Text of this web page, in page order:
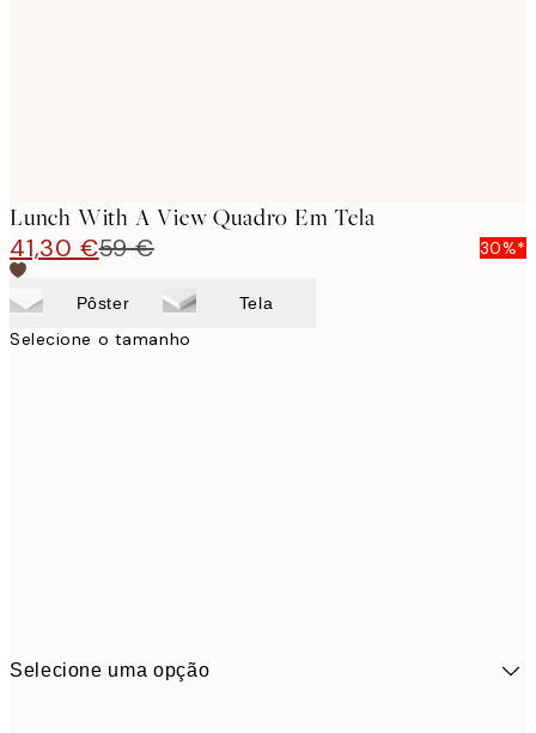
Lunch With A View Quadro Em Tela
41,30 €59 € 30%*
Pôster Tela
Selecione o tamanho
Selecione uma opção